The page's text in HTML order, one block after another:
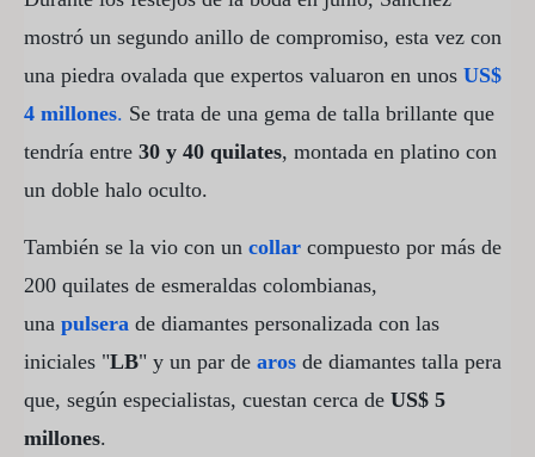
mostró un segundo anillo de compromiso, esta vez con
una piedra ovalada que expertos valuaron en unos US$
4 millones. Se trata de una gema de talla brillante que
tendría entre 30 y 40 quilates, montada en platino con
un doble halo oculto.
También se la vio con un collar compuesto por más de
200 quilates de esmeraldas colombianas,
una pulsera de diamantes personalizada con las
iniciales "LB" y un par de aros de diamantes talla pera
que, según especialistas, cuestan cerca de US$ 5
millones.